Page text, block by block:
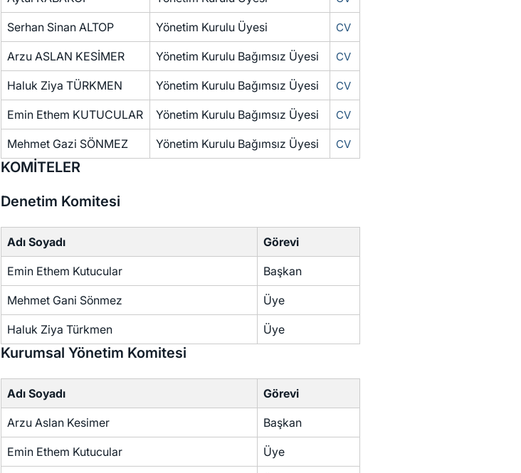
Serhan Sinan ALTOP Yönetim Kurulu Üyesi CV
Arzu ASLAN KESİMER Yönetim Kurulu Bağımsız Üyesi CV
Haluk Ziya TÜRKMEN Yönetim Kurulu Bağımsız Üyesi CV
Emin Ethem KUTUCULAR Yönetim Kurulu Bağımsız Üyesi CV
Mehmet Gazi SÖNMEZ Yönetim Kurulu Bağımsız Üyesi CV
KOMİTELER
Denetim Komitesi
Adı Soyadı Görevi
Emin Ethem Kutucular Başkan
Mehmet Gani Sönmez Üye
Haluk Ziya Türkmen Üye
Kurumsal Yönetim Komitesi
Adı Soyadı Görevi
Arzu Aslan Kesimer Başkan
Emin Ethem Kutucular Üye